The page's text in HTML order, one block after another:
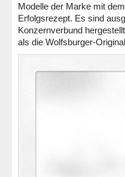
Modelle der Marke mit
Erfolgsrezept. Es sind
Konzernverbund
als die Wolfsburger-